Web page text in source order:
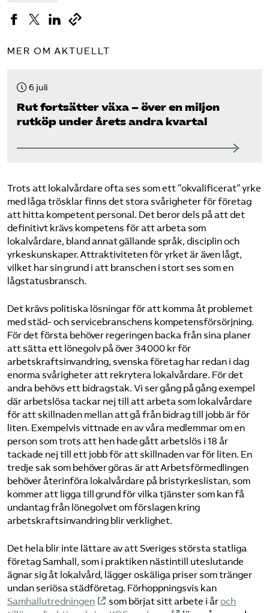
MER OM AKTUELLT
6 juli
Rut fortsätter växa – över en miljon
rutköp under årets andra kvartal
Trots att lokalvårdare ofta ses som ett ”okvalificerat” yrke
med låga trösklar finns det stora svårigheter för företag
att hitta kompetent personal. Det beror dels på att det
definitivt krävs kompetens för att arbeta som
lokalvårdare, bland annat gällande språk, disciplin och
yrkeskunskaper. Attraktiviteten för yrket är även lågt,
vilket har sin grund i att branschen i stort ses som en
lågstatusbransch.
Det krävs politiska lösningar för att komma åt problemet
med städ- och servicebranschens kompetensförsörjning.
För det första behöver regeringen backa från sina planer
att sätta ett lönegolv på över 34 000 kr för
arbetskraftsinvandring, svenska företag har redan i dag
enorma svårigheter att rekrytera lokalvårdare. För det
andra behövs ett bidragstak. Vi ser gång på gång exempel
där arbetslösa tackar nej till att arbeta som lokalvårdare
för att skillnaden mellan att gå från bidrag till jobb är för
liten. Exempelvis vittnade en av våra medlemmar om en
person som trots att hen hade gått arbetslös i 18 år
tackade nej till ett jobb för att skillnaden var för liten. En
tredje sak som behöver göras är att Arbetsförmedlingen
behöver återinföra lokalvårdare på bristyrkeslistan, som
kommer att ligga till grund för vilka tjänster som kan få
undantag från lönegolvet om förslagen kring
arbetskraftsinvandring blir verklighet.
Det hela blir inte lättare av att Sveriges största statliga
företag Samhall, som i praktiken nästintill uteslutande
ägnar sig åt lokalvård, lägger oskäliga priser som tränger
undan seriösa städföretag. Förhoppningsvis kan
Samhallutredningen
som börjat sitt arbete i åroch